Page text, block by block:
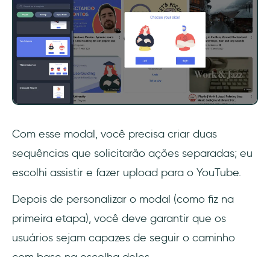
Com esse modal, você precisa criar duas
sequências que solicitarão ações separadas; eu
escolhi assistir e fazer upload para o YouTube.
Depois de personalizar o modal (como fiz na
primeira etapa), você deve garantir que os
usuários sejam capazes de seguir o caminho